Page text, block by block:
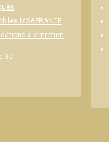
MSAFRANCE
d'entretien
3D